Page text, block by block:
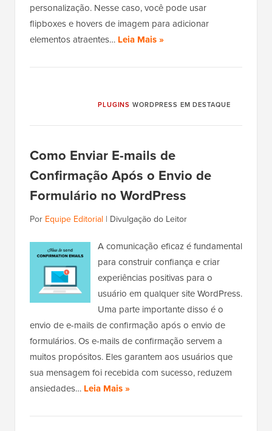
personalização. Nesse caso, você pode usar
flipboxes e hovers de imagem para adicionar
elementos atraentes… Leia Mais »
PLUGINS WORDPRESS EM DESTAQUE
Como Enviar E-mails de
Confirmação Após o Envio de
Formulário no WordPress
Por Equipe Editorial | Divulgação do Leitor
A comunicação eficaz é fundamental
para construir confiança e criar
experiências positivas para o
usuário em qualquer site WordPress.
Uma parte importante disso é o
envio de e-mails de confirmação após o envio de
formulários. Os e-mails de confirmação servem a
muitos propósitos. Eles garantem aos usuários que
sua mensagem foi recebida com sucesso, reduzem
ansiedades… Leia Mais »